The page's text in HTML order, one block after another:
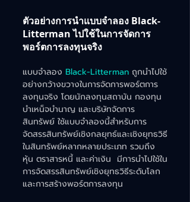
ตัวอย่างการนำแบบจำลอง Black-
Litterman ไปใช้ในการจัดการ
พอร์ตการลงทุนจริง
แบบจำลอง Black-Litterman ถูกนำไปใช้
อย่างกว้างขวางในการจัดการพอร์ตการ
ลงทุนจริง โดยนักลงทุนสถาบัน กองทุน
บำเหน็จบำนาญ และบริษัทจัดการ
สินทรัพย์ ใช้แบบจำลองนี้สำหรับการ
จัดสรรสินทรัพย์เชิงกลยุทธ์และเชิงยุทธวิธี
ในสินทรัพย์หลากหลายประเภท รวมถึง
หุ้น ตราสารหนี้ และค่าเงิน  มีการนำไปใช้ใน
การจัดสรรสินทรัพย์เชิงยุทธวิธีระดับโลก
และการสร้างพอร์ตการลงทุน